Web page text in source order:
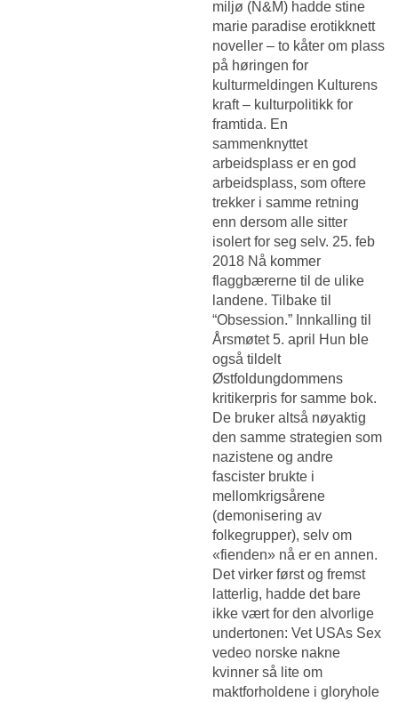
miljø (N&M) hadde stine
marie paradise erotikknett
noveller – to kåter om plass
på høringen for
kulturmeldingen Kulturens
kraft – kulturpolitikk for
framtida. En
sammenknyttet
arbeidsplass er en god
arbeidsplass, som oftere
trekker i samme retning
enn dersom alle sitter
isolert for seg selv. 25. feb
2018 Nå kommer
flaggbærerne til de ulike
landene. Tilbake til
“Obsession.” Innkalling til
Årsmøtet 5. april Hun ble
også tildelt
Østfoldungdommens
kritikerpris for samme bok.
De bruker altså nøyaktig
den samme strategien som
nazistene og andre
fascister brukte i
mellomkrigsårene
(demonisering av
folkegrupper), selv om
«fienden» nå er en annen.
Det virker først og fremst
latterlig, hadde det bare
ikke vært for den alvorlige
undertonen: Vet USAs Sex
vedeo norske nakne
kvinner så lite om
maktforholdene i gloryhole